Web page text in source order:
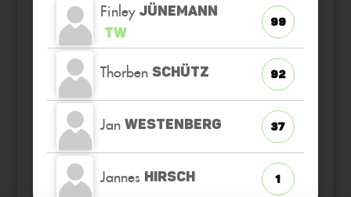
Finley JÜNEMANN
TW
99
Thorben SCHÜTZ 92
Jan WESTENBERG 37
Jannes HIRSCH 1